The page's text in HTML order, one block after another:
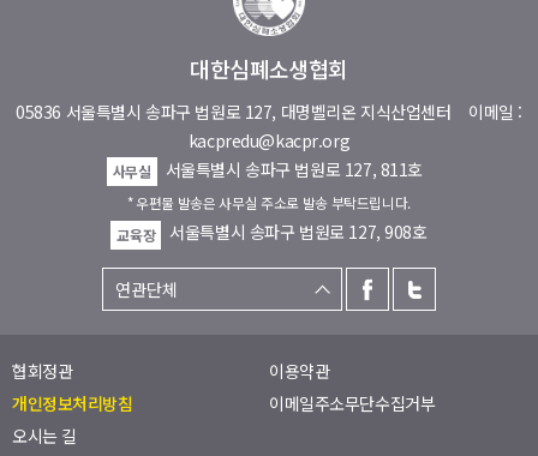
대한심폐소생협회
05836 서울특별시 송파구 법원로 127, 대명벨리온 지식산업센터 이메일 :
kacpredu@kacpr.org
사무실 서울특별시 송파구 법원로 127, 811호
* 우편물 발송은 사무실 주소로 발송 부탁드립니다.
교육장
서울특별시 송파구 법원로 127, 908호
협회정관
이용약관
개인정보처리방침
이메일주소무단수집거부
오시는 길